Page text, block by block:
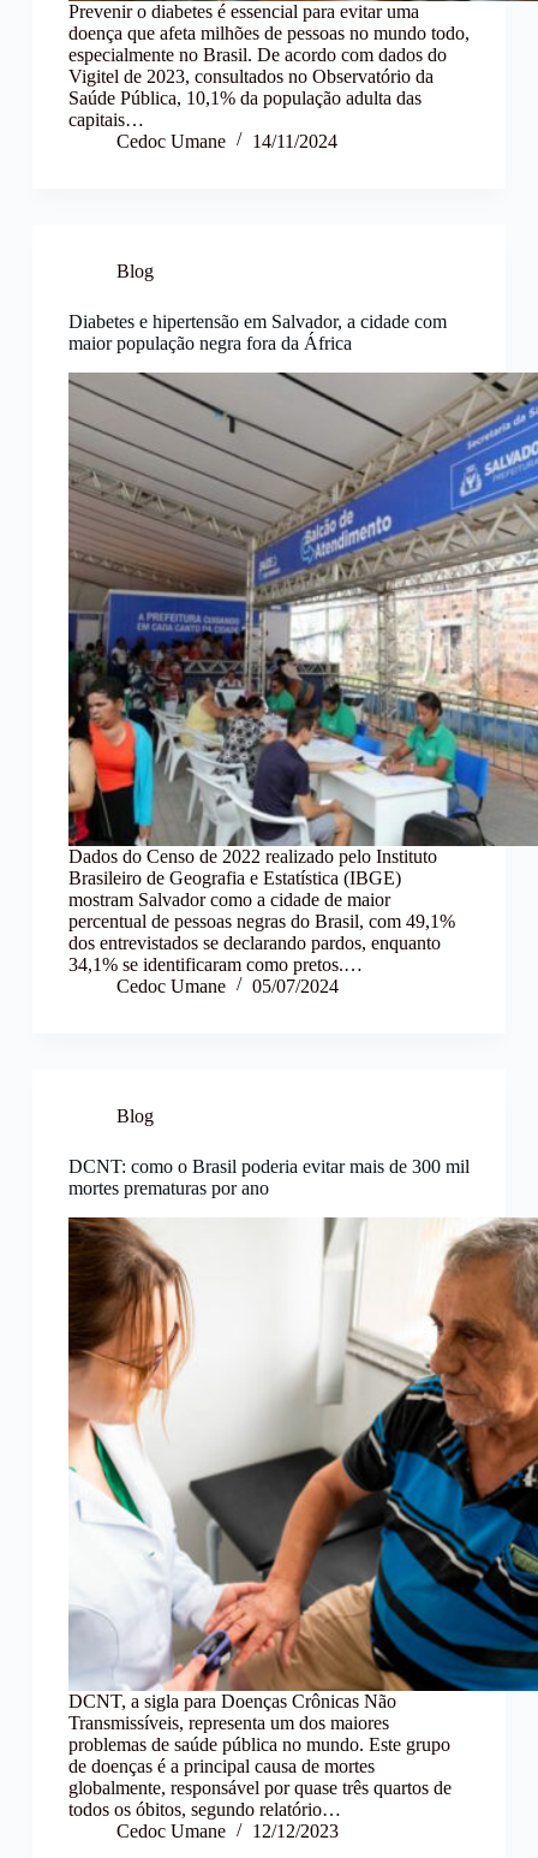
Prevenir o diabetes é essencial para evitar uma
doença que afeta milhões de pessoas no mundo todo,
especialmente no Brasil. De acordo com dados do
Vigitel de 2023, consultados no Observatório da
Saúde Pública, 10,1% da população adulta das
capitais…
Cedoc Umane
14/11/2024
Blog
Diabetes e hipertensão em Salvador, a cidade com
maior população negra fora da África
Dados do Censo de 2022 realizado pelo Instituto
Brasileiro de Geografia e Estatística (IBGE)
mostram Salvador como a cidade de maior
percentual de pessoas negras do Brasil, com 49,1%
dos entrevistados se declarando pardos, enquanto
34,1% se identificaram como pretos.…
Cedoc Umane
05/07/2024
Blog
DCNT: como o Brasil poderia evitar mais de 300 mil
mortes prematuras por ano
DCNT, a sigla para Doenças Crônicas Não
Transmissíveis, representa um dos maiores
problemas de saúde pública no mundo. Este grupo
de doenças é a principal causa de mortes
globalmente, responsável por quase três quartos de
todos os óbitos, segundo relatório…
Cedoc Umane
12/12/2023